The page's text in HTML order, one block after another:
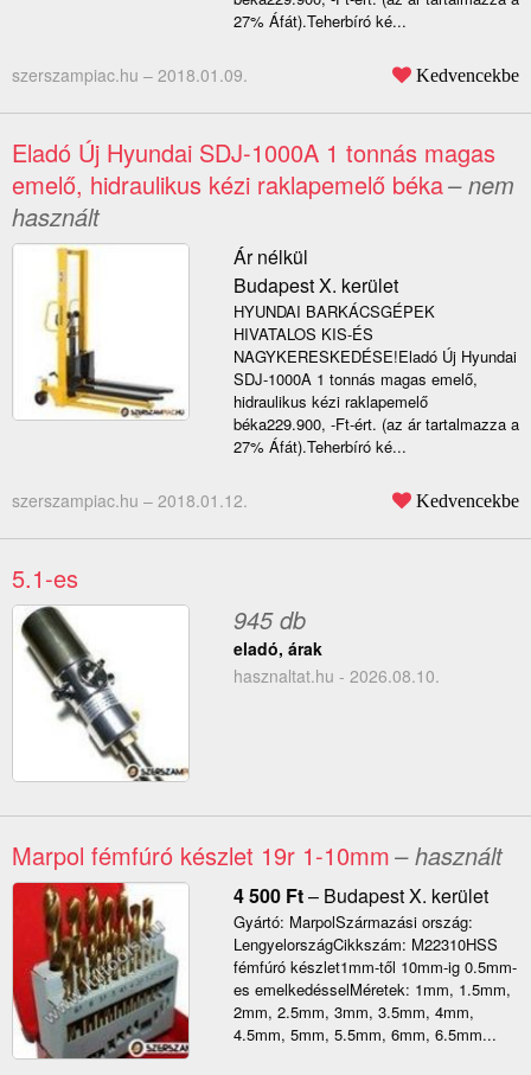
27% Áfát).Teherbíró ké...
szerszampiac.hu – 2018.01.09. Kedvencekbe
Eladó Új Hyundai SDJ-1000A 1 tonnás magas
emelő, hidraulikus kézi raklapemelő béka– nem
használt
Ár nélkül
Budapest X. kerület
HYUNDAI BARKÁCSGÉPEK
HIVATALOS KIS-ÉS
NAGYKERESKEDÉSE!Eladó Új Hyundai
SDJ-1000A 1 tonnás magas emelő,
hidraulikus kézi raklapemelő
béka229.900, -Ft-ért. (az ár tartalmazza a
27% Áfát).Teherbíró ké...
szerszampiac.hu – 2018.01.12. Kedvencekbe
5.1-es
945 db
eladó, árak
hasznaltat.hu - 2026.08.10.
Marpol fémfúró készlet 19r 1-10mm– használt
4 500 Ft– Budapest X. kerület
Gyártó: MarpolSzármazási ország:
LengyelországCikkszám: M22310HSS
fémfúró készlet1mm-től 10mm-ig 0.5mm-
es emelkedésselMéretek: 1mm, 1.5mm,
2mm, 2.5mm, 3mm, 3.5mm, 4mm,
4.5mm, 5mm, 5.5mm, 6mm, 6.5mm...